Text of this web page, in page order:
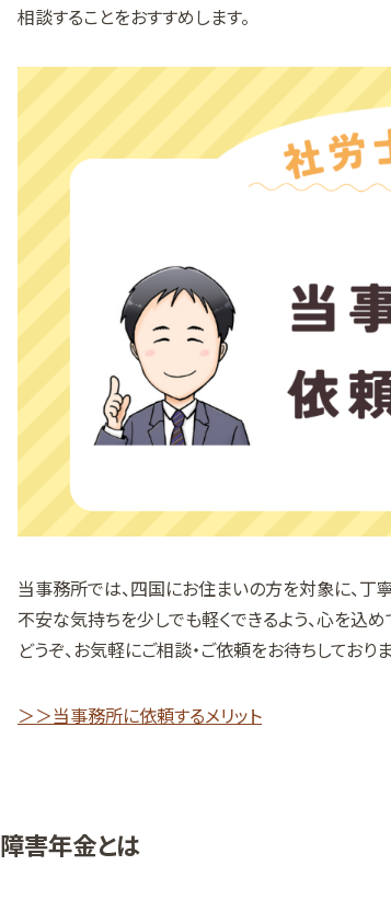
相談することをおすすめします。
当事務所では、四国にお住まいの方を対象に、丁
不安な気持ちを少しでも軽くできるよう、心を込め
どうぞ、お気軽にご相談・ご依頼をお待ちしておりま
＞＞当事務所に依頼するメリット
障害年金とは